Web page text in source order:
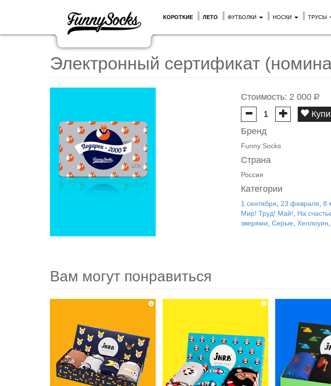
КОРОТКИЕ ЛЕТО ФУТБОЛКИ НОСКИ ТРУСЫ
Электронный сертификат
Стоимость: 2 000 Р
Бренд
Funny Socks
Страна
Россия
Категории
1 сентября 23 февраля 8
Мир! Труд! Май!
На
зверями Серые Хеллоуин
Вам могут понравиться